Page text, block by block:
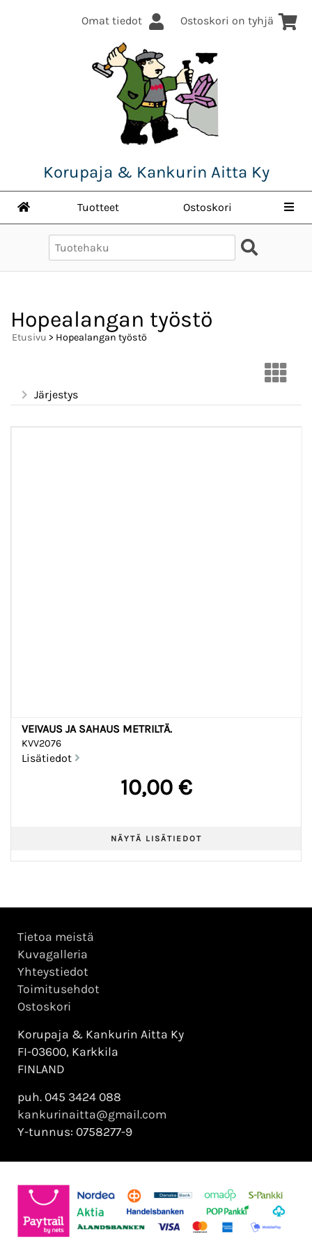
Omat tiedot Ostoskori on tyhjä
Korupaja & Kankurin Aitta Ky
Tuotteet Ostoskori
Hopealangan työstö
Etusivu > Hopealangan työstö
Järjestys
VEIVAUS JA SAHAUS METRILTÄ.
KVV2076
Lisätiedot
10,00 €
Tietoa meistä
Kuvagalleria
Yhteystiedot
Toimitusehdot
Ostoskori
Korupaja & Kankurin Aitta Ky
FI-03600, Karkkila
FINLAND
puh. 045 3424 088
kankurinaitta@gmail.com
Y-tunnus: 0758277-9